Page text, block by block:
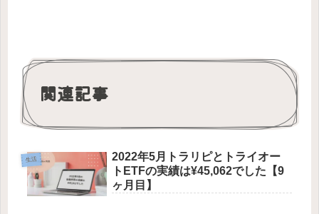
関連記事
生活
2022年5月トラリピとトライオー
トETFの実績は¥45,062でした【9
ヶ月目】